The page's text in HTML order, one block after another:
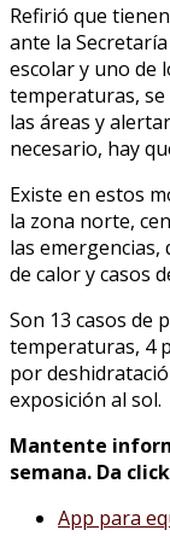
Refirió que
ante la
escolar y uno de
temperaturas, se
las áreas y
necesario, hay
Existe en estos
la zona norte,
las
de calor y casos
Son 13 casos de
temperaturas, 4
por
exposición al sol.
Mantente
semana. Da
App para